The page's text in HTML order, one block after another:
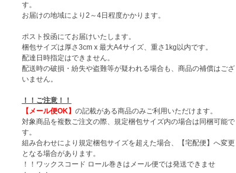
す。
お届けの地域により2～4日程度かかります。
ポスト投函にてお届けいたします。
梱包サイズは厚さ3cm x 最大A4サイズ、重さ1kg以内です。
配達日時指定はできません。
配送時の破損・紛失や盗難等が疑われる場合も、商品の補償はござ
いません。
！！ご注意！！
【メール便OK】 の記載がある商品のみご利用いただけます。
対象商品を複数ご注文の際、規定梱包サイズ内の場合は同梱可能で
す。
組み合わせにより規定梱包サイズを超えた場合、【宅配便】へ変更
となる場合があります。
！！ワックスコード ロール巻きはメール便では発送できませ